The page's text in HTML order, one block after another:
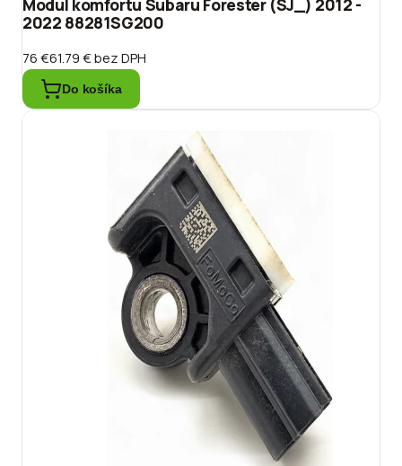
Modul komfortu Subaru Forester (SJ_) 2012 -
2022 88281SG200
76 €61.79 €bez DPH
Do košíka